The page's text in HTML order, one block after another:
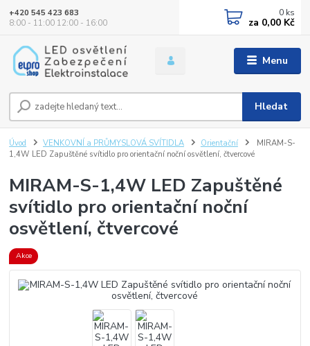
Menu
Hledat
+420 545 423 683
8:00 - 11:00 12:00 - 16:00
0 ks
za 0,00 Kč
Úvod VENKOVNÍ a PRŮMYSLOVÁ SVÍTIDLA Orientační
MIRAM-S-
1,4W LED Zapuštěné svítidlo pro orientační noční osvětlení, čtvercové
MIRAM-S-1,4W LED Zapuštěné
svítidlo pro orientační noční
osvětlení, čtvercové
Akce